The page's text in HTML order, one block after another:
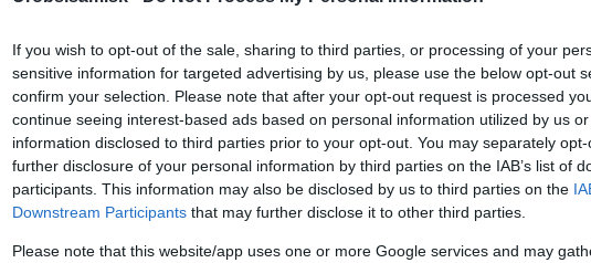
If you wish to opt-out of the sale, sharing to third parties, or processing of your
sensitive information for targeted advertising by us, please use the below opt-out
confirm your selection. Please note that after your opt-out request is processed
continue seeing interest-based ads based on personal information utilized by us
information disclosed to third parties prior to your opt-out. You may separately
further disclosure of your personal information by third parties on the IAB’s list of
participants. This information may also be disclosed by us to third parties on the
Downstream Participants that may further disclose it to other third parties.
Please note that this website/app uses one or more Google services and may